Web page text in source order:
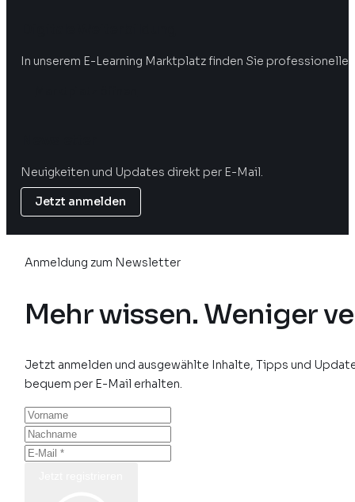
In unserem E-Learning Marktplatz finden Sie professionelle
Neuigkeiten und Updates direkt per E-Mail.
Jetzt anmelden
Anmeldung zum Newsletter
Mehr wissen. Weniger
Jetzt anmelden und ausgewählte Inhalte, Tipps und
bequem per E-Mail erhalten.